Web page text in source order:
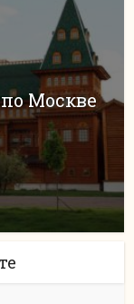
Москве